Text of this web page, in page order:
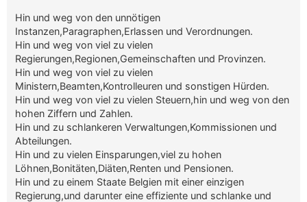
Hin und weg von den unnötigen
Instanzen,Paragraphen,Erlassen und Verordnungen.
Hin und weg von viel zu vielen
Regierungen,Regionen,Gemeinschaften und Provinzen.
Hin und weg von viel zu vielen
Ministern,Beamten,Kontrolleuren und sonstigen Hürden.
Hin und weg von viel zu vielen Steuern,hin und weg von den
hohen Ziffern und Zahlen.
Hin und zu schlankeren Verwaltungen,Kommissionen und
Abteilungen.
Hin und zu vielen Einsparungen,viel zu hohen
Löhnen,Bonitäten,Diäten,Renten und Pensionen.
Hin und zu einem Staate Belgien mit einer einzigen
Regierung,und darunter eine effiziente und schlanke und